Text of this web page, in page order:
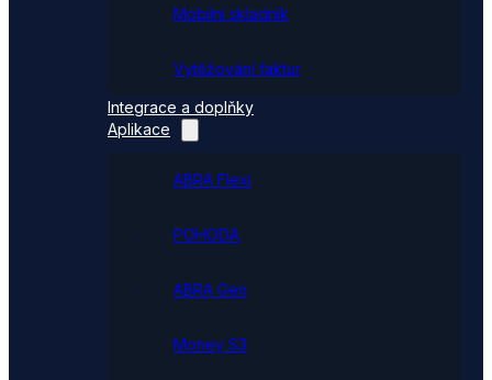
Mobilní skladník
Vytěžování faktur
Integrace a doplňky
Aplikace
ABRA Flexi
POHODA
ABRA Gen
Money S3